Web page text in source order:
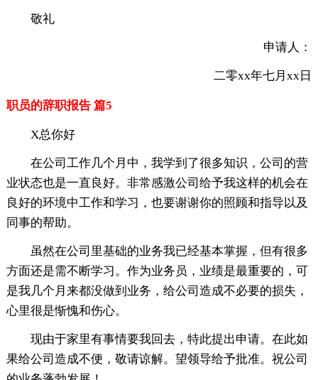
敬礼
申请人：
二零xx年七月xx日
职员的辞职报告 篇5
X总你好
在公司工作几个月中，我学到了很多知识，公司的营
业状态也是一直良好。非常感激公司给予我这样的机会在
良好的环境中工作和学习，也要谢谢你的照顾和指导以及
同事的帮助。
虽然在公司里基础的业务我已经基本掌握，但有很多
方面还是需不断学习。作为业务员，业绩是最重要的，可
是我几个月来都没做到业务，给公司造成不必要的损失，
心里很是惭愧和伤心。
现由于家里有事情要我回去，特此提出申请。在此如
果给公司造成不便，敬请谅解。望领导给予批准。祝公司